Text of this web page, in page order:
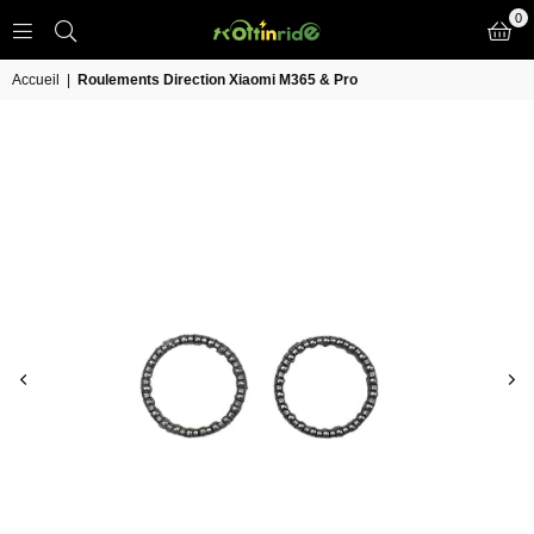
IN
0
Accueil Roulements Direction Xiaomi M365 & Pro